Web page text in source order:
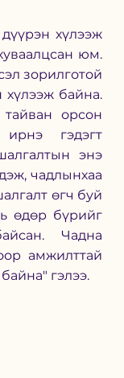
хүлээж
юм.
зорилготой
байна.
орсон
гэдэгт
энэ
чадлынхаа
өгч буй
өдөр бүрийг
Чадна
амжилттай
гэлээ.